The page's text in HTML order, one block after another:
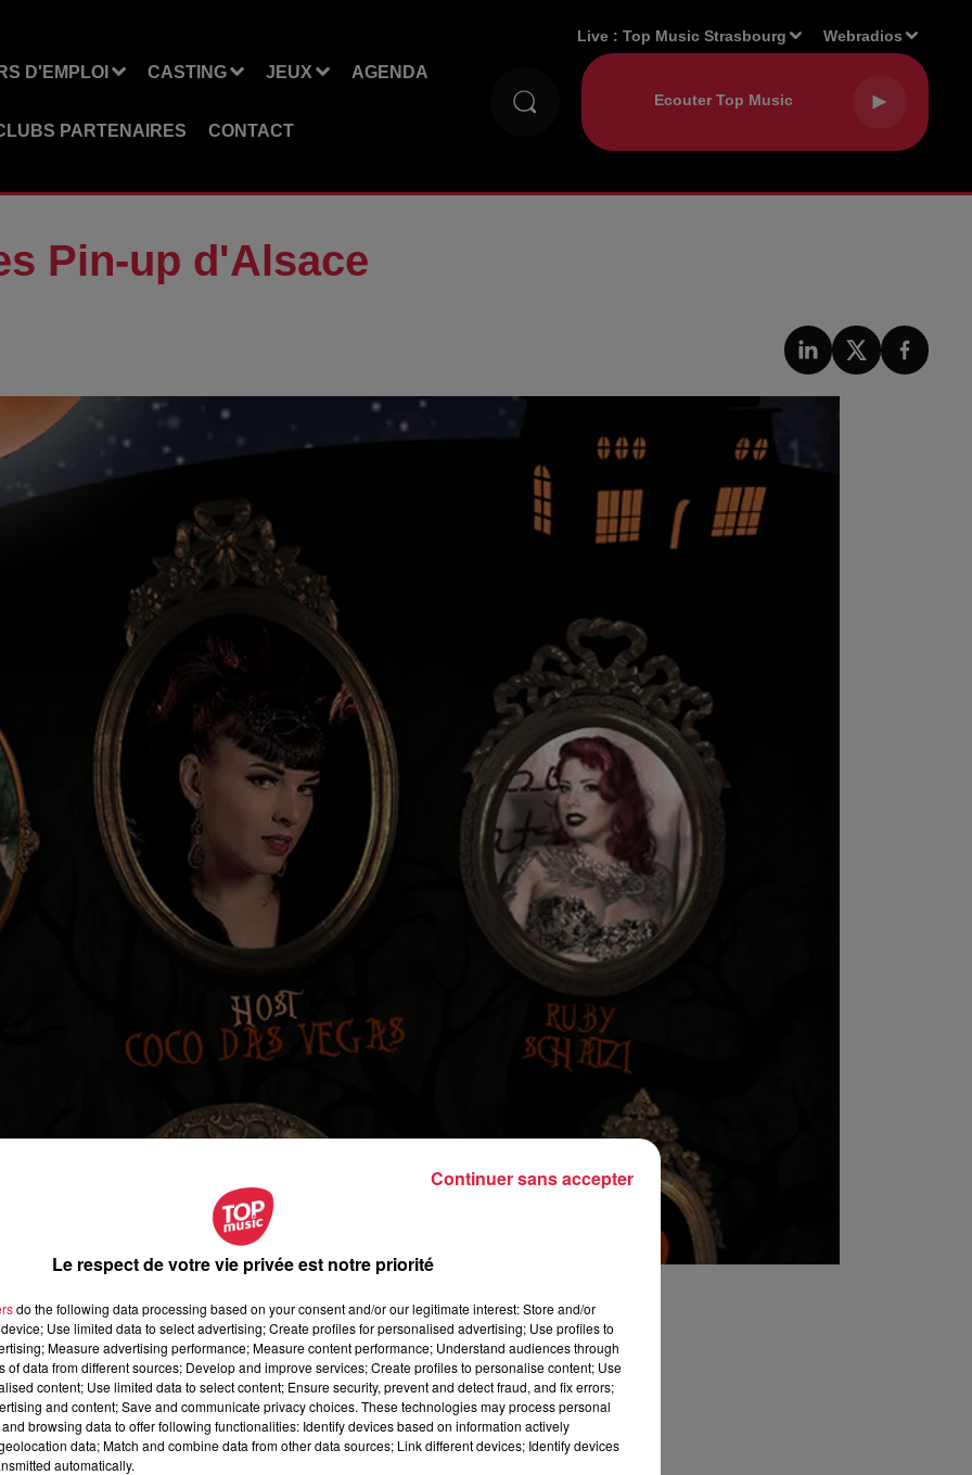
D'EMPLOI CASTING JEUX AGENDA
PARTENAIRES CONTACT
Live :Top Music Strasbourg Webradios
Pin-up d'Alsace
2018 à 0h00
2018 à 0h00
Le respect de votre vie privée est notre priorité
do the following data processing based on your consent and/or our legitimate interest: Store and/or
Use limited data to select advertising; Create profiles for personalised advertising; Use profiles to
Measure advertising performance; Measure content performance; Understand audiences through
of data from different sources; Develop and improve services; Create profiles to personalise content; Use
content; Use limited data to select content; Ensure security, prevent and detect fraud, and fix errors;
and content; Save and communicate privacy choices. These technologies may process personal
browsing data to offer following functionalities: Identify devices based on information actively
data; Match and combine data from other data sources; Link different devices; Identify devices
automatically.
Continuer sans accepter